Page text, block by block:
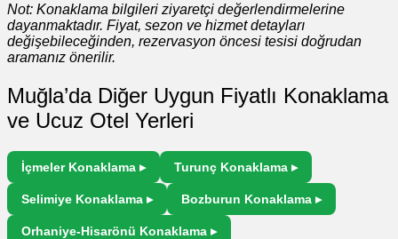
Not: Konaklama bilgileri ziyaretçi değerlendirmelerine
dayanmaktadır. Fiyat, sezon ve hizmet detayları
değişebileceğinden, rezervasyon öncesi tesisi doğrudan
aramanız önerilir.
Muğla’da Diğer Uygun Fiyatlı Konaklama
ve Ucuz Otel Yerleri
İçmeler Konaklama ▸ Turunç Konaklama ▸
Selimiye Konaklama ▸ Bozburun Konaklama ▸
Orhaniye-Hisarönü Konaklama ▸